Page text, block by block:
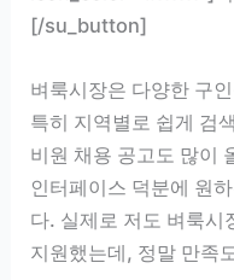
[/su_button]
벼룩시장은 다양한 구
특히 지역별로 쉽게 검
비원 채용 공고도 많이
인터페이스 덕분에 원
다. 실제로 저도 벼룩시
지원했는데, 정말 만족